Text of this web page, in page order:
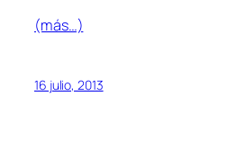
(más…)
16 julio, 2013